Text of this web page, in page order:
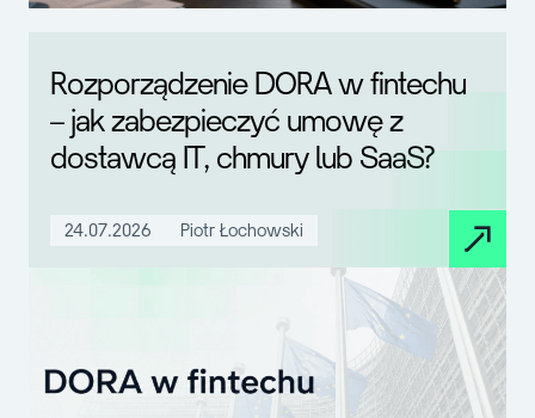
Rozporządzenie DORA w fintechu
– jak zabezpieczyć umowę z
dostawcą IT, chmury lub SaaS?
24.07.2026 Piotr Łochowski